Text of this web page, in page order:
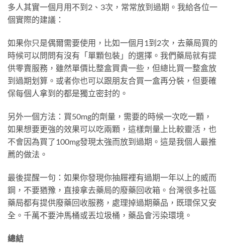
多人其實一個月用不到2、3次，常常放到過期。我給各位一
個實際的建議：
如果你只是偶爾需要使用，比如一個月1到2次，去藥局買的
時候可以問問有沒有「單顆包裝」的選擇。我們藥局就有提
供零賣服務，雖然單價比整盒買貴一些，但總比買一整盒放
到過期划算。或者你也可以跟朋友合買一盒再分裝，但要確
保每個人拿到的都是獨立密封的。
另外一個方法：買50mg的劑量，需要的時候一次吃一顆，
如果想要更強的效果可以吃兩顆，這樣劑量上比較靈活，也
不會因為買了100mg發現太強而放到過期。這是我個人最推
薦的做法。
最後提醒一句：如果你發現你抽屜裡有過期一年以上的威而
鋼，不要猶豫，直接拿去藥局的廢藥回收箱。台灣很多社區
藥局都有提供廢藥回收服務，處理掉過期藥品，既環保又安
全。千萬不要沖馬桶或丟垃圾桶，藥品會污染環境。
總結